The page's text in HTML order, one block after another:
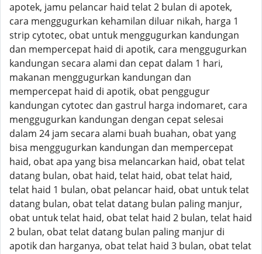
apotek, jamu pelancar haid telat 2 bulan di apotek,
cara menggugurkan kehamilan diluar nikah, harga 1
strip cytotec, obat untuk menggugurkan kandungan
dan mempercepat haid di apotik, cara menggugurkan
kandungan secara alami dan cepat dalam 1 hari,
makanan menggugurkan kandungan dan
mempercepat haid di apotik, obat penggugur
kandungan cytotec dan gastrul harga indomaret, cara
menggugurkan kandungan dengan cepat selesai
dalam 24 jam secara alami buah buahan, obat yang
bisa menggugurkan kandungan dan mempercepat
haid, obat apa yang bisa melancarkan haid, obat telat
datang bulan, obat haid, telat haid, obat telat haid,
telat haid 1 bulan, obat pelancar haid, obat untuk telat
datang bulan, obat telat datang bulan paling manjur,
obat untuk telat haid, obat telat haid 2 bulan, telat haid
2 bulan, obat telat datang bulan paling manjur di
apotik dan harganya, obat telat haid 3 bulan, obat telat